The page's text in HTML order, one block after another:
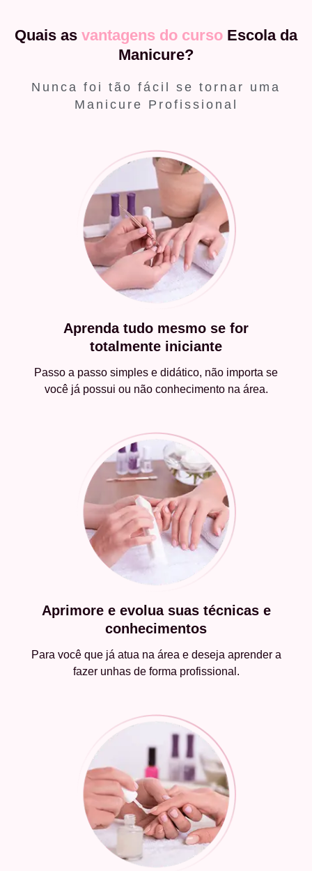
Quais as vantagens do curso Escola da
Manicure?
Nunca foi tão fácil se tornar uma
Manicure Profissional
Aprenda tudo mesmo se for
totalmente iniciante
Passo a passo simples e didático, não importa se
você já possui ou não conhecimento na área.
Aprimore e evolua suas técnicas e
conhecimentos
Para você que já atua na área e deseja aprender a
fazer unhas de forma profissional.